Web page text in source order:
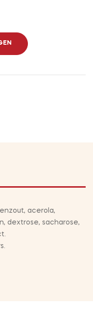
acerola,
dextrose, sacharose,